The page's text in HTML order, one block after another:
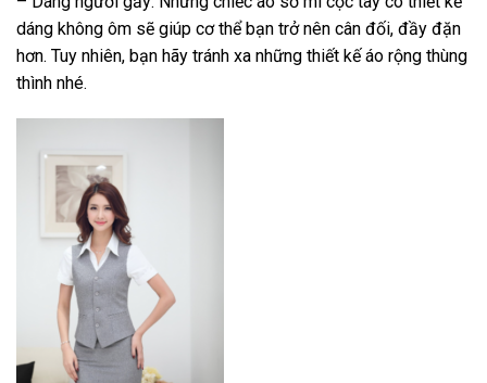
dáng không ôm sẽ giúp cơ thể bạn trở nên cân đối, đầy đặn
hơn. Tuy nhiên, bạn hãy tránh xa những thiết kế áo rộng thùng
thình nhé.